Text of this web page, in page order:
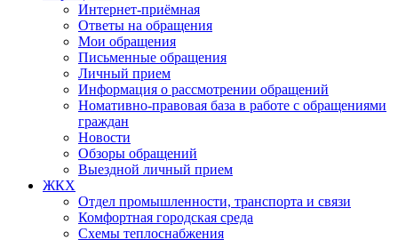
Интернет-приёмная
Ответы на обращения
Мои обращения
Письменные обращения
Личный прием
Информация о рассмотрении обращений
Номативно-правовая база в работе с обращениями
граждан
Новости
Обзоры обращений
Выездной личный прием
ЖКХ
Отдел промышленности, транспорта и связи
Комфортная городская среда
Схемы теплоснабжения